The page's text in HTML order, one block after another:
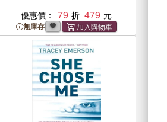
優惠價： 79 479
無庫存